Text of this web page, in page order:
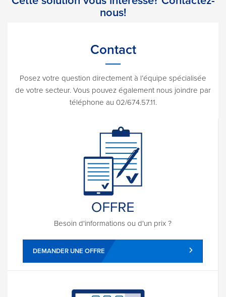
nous!
Contact
Posez votre question directement à l’équipe spécialisée
de votre secteur. Vous pouvez également nous joindre par
téléphone au 02/674.57.11.
Besoin d'informations ou d'un prix ?
DEMANDER UNE OFFRE